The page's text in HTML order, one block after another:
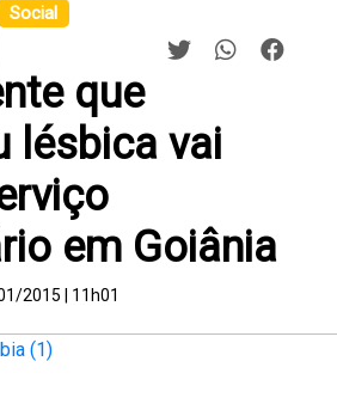
Social
que
lésbica vai
em Goiânia
2015 | 11h01